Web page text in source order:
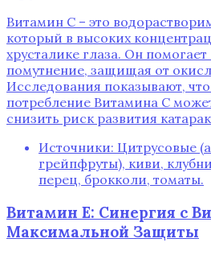
Витамин C – это
который в высоких
хрусталике глаза. Он
помутнение, защищая от
Исследования показывают,
потребление Витамина C
снизить риск развития
Источники: Цитрусовые
грейпфруты), киви,
перец, брокколи, томаты.
Витамин E: Синергия с
Максимальной Защиты